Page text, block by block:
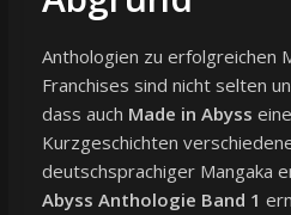
Anthologien zu erfolgreichen
Franchises sind nicht selten
dass auch Made in Abyss
Kurzgeschichten
deutschsprachiger Mangaka
Abyss Anthologie Band 1